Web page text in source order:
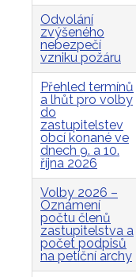
Odvolání
zvýšeného
nebezpečí
vzniku požáru
Přehled termínů
a lhůt pro volby
do
zastupitelstev
obcí konané ve
dnech 9. a 10.
října 2026
Volby 2026 –
Oznámení
počtu členů
zastupitelstva a
počet podpisů
na petiční archy